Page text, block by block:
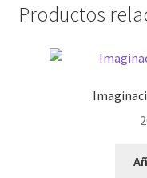
Productos